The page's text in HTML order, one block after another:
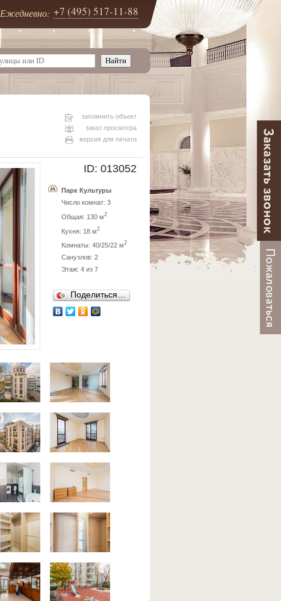
Ежедневно: +7 (495) 517-11-88
запомнить объект
заказ просмотра
версия для печати
ID: 013052
Парк Культуры
Число комнат: 3
Общая: 130 м2
Кухня: 18 м2
Комнаты: 40/25/22 м2
Санузлов: 2
Этаж: 4 из 7
Поделиться…